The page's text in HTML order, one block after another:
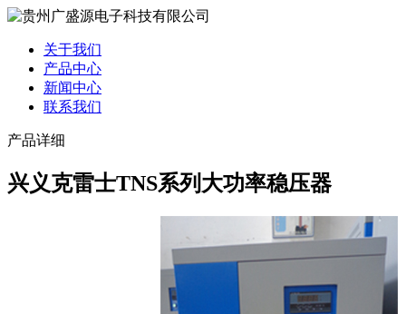
关于我们
产品中心
新闻中心
联系我们
产品详细
兴义克雷士TNS系列大功率稳压器